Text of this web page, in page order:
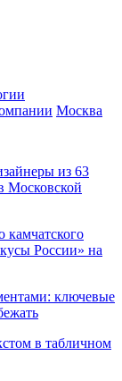
Москва
из 63
Московской
камчатского
России» на
ключевые
в табличном